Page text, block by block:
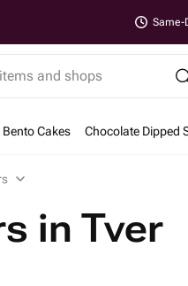
Same-
and shops
Bento Cakes Chocolate Dipped
in Tver